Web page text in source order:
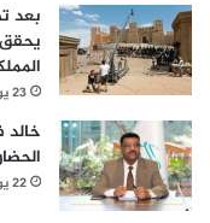
23 يوليو، 2026
خالد
22 يوليو، 2026